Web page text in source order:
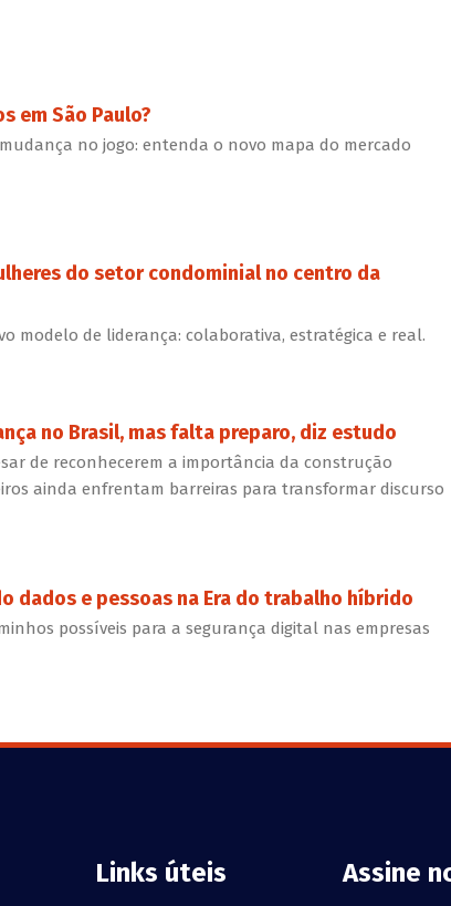
em São Paulo?
no jogo: entenda o novo mapa do mercado
do setor condominial no centro da
modelo de liderança: colaborativa, estratégica e real.
no Brasil, mas falta preparo, diz estudo
de reconhecerem a importância da construção
ainda enfrentam barreiras para transformar discurso
dados e pessoas na Era do trabalho híbrido
possíveis para a segurança digital nas empresas
Links úteis Assine